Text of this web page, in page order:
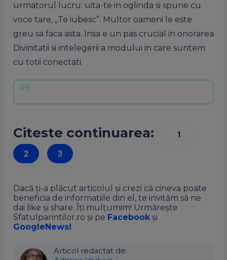
urmatorul lucru: uita-te in oglinda si spune cu
voce tare, „Te iubesc”. Multor oameni le este
greu sa faca asta. Insa e un pas crucial in onorarea
Divinitatii si intelegerii a modului in care suntem
cu totii conectati.
Citeste continuarea:
1
2
3
Dacă ți-a plăcut articolul și crezi că cineva poate
beneficia de informatiile din el, te invităm să ne
dai like și share. Îți mulțumim! Urmărește
Sfatulparintilor.ro și pe Facebook și
GoogleNews!
Articol redactat de: